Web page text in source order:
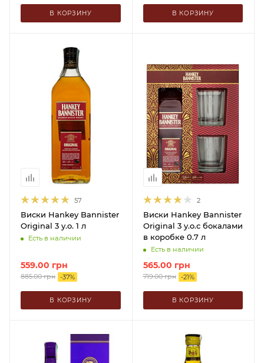
В КОРЗИНУ В КОРЗИНУ
57
Виски Hankey Bannister
Original 3 y.o. 1 л
Есть в наличии
559.00 грн
885.00грн -37%
В КОРЗИНУ
2
Виски Hankey Bannister
Original 3 y.o.с бокалами
в коробке 0.7 л
Есть в наличии
565.00 грн
719.00грн -21%
В КОРЗИНУ